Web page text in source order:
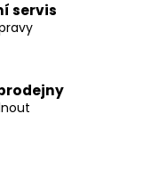
servis